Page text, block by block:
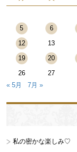
5
6
12
13
19
20
26
27
« 5月
7月 »
私の密かな楽しみ♡